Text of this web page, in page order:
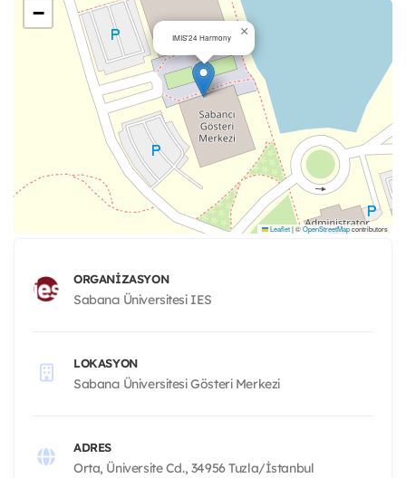
IMIS'24 Harmony ×
−
Leaflet|©OpenStreetMapcontributors
ORGANIZASYON
Sabancı Üniversitesi IES
LOKASYON
Sabancı Üniversitesi Gösteri Merkezi
ADRES
Orta, Üniversite Cd., 34956 Tuzla/İstanbul